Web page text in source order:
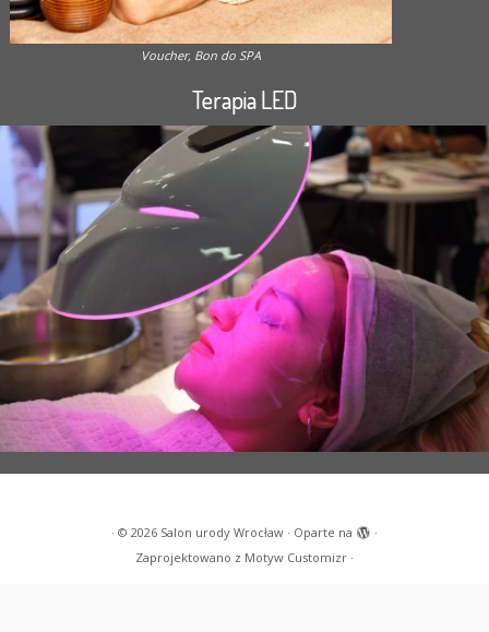
Voucher, Bon do SPA
Terapia LED
· © 2026 Salon urody Wrocław · Oparte na
·
Zaprojektowano z Motyw Customizr ·